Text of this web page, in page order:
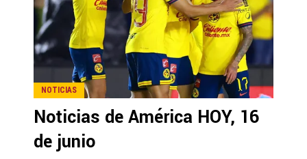
NOTICIAS
Noticias de América HOY, 16
de junio